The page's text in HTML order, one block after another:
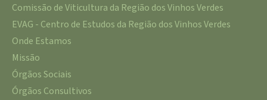
Comissão de Viticultura da Região dos Vinhos Verdes
EVAG - Centro de Estudos da Região dos Vinhos Verdes
Onde Estamos
Missão
Órgãos Sociais
Órgãos Consultivos